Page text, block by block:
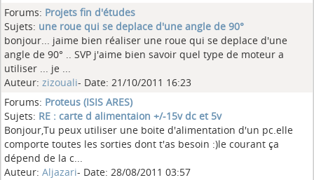
Forums: Projets fin d'études
Sujets: une roue qui se deplace d'une angle de 90°
bonjour... jaime bien réaliser une roue qui se deplace d'une
angle de 90° .. SVP j'aime bien savoir quel type de moteur a
utiliser ... je ...
Auteur: zizouali- Date: 21/10/2011 16:23
Forums: Proteus (ISIS ARES)
Sujets: RE : carte d alimentaion +/-15v dc et 5v
Bonjour,Tu peux utiliser une boite d'alimentation d'un pc.elle
comporte toutes les sorties dont t'as besoin :)le courant ça
dépend de la c...
Auteur: Aljazari- Date: 28/08/2011 03:57